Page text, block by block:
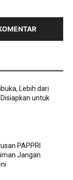
Lebih dari
untuk
PAPPRI
Jangan